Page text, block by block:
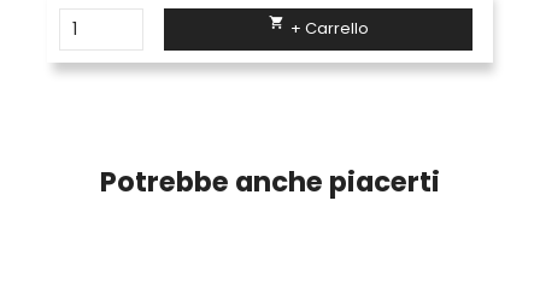
 + Carrello
Potrebbe anche piacerti